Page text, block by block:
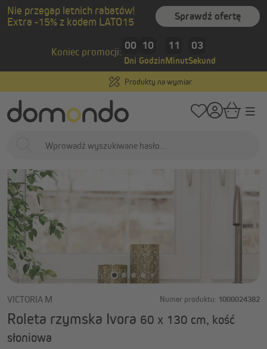
zawartości
Nie przegap letnich rabatów!
Extra -15% z kodem LATO15
Sprawdź ofertę
Koniec promocji: 00
Dni
10
Godzin
11
Minut
03
Sekund
Produkty na wymiar
VICTORIA M Numer produktu: 1000024382
Roleta rzymska Ivora 60 x 130 cm, kość
słoniowa